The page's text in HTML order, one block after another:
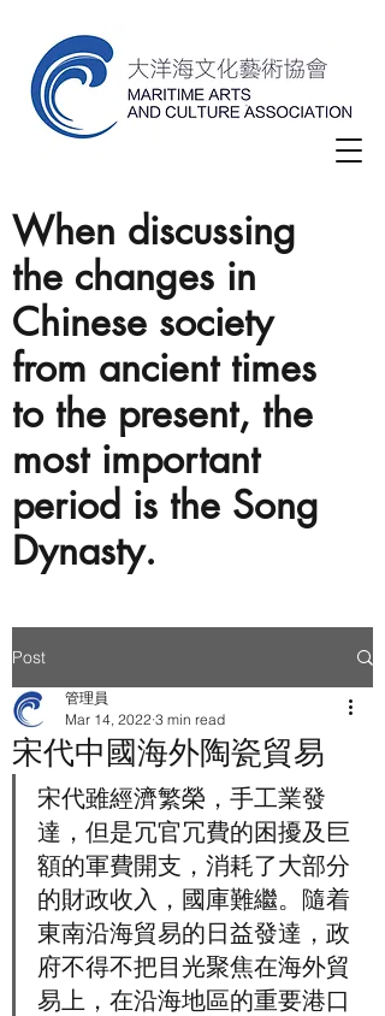
When discussing
the changes in
Chinese society
from ancient times
to the present, the
most important
period is the Song
Dynasty.
Post
宋代中國海外陶瓷貿易
管理員
Mar 14, 2022 3 min read
宋代雖經濟繁榮，手工業發
達，但是冗官冗費的困擾及巨
額的軍費開支，消耗了大部分
的財政收入，國庫難繼。隨着
東南沿海貿易的日益發達，政
府不得不把目光聚焦在海外貿
易上，在沿海地區的重要港口